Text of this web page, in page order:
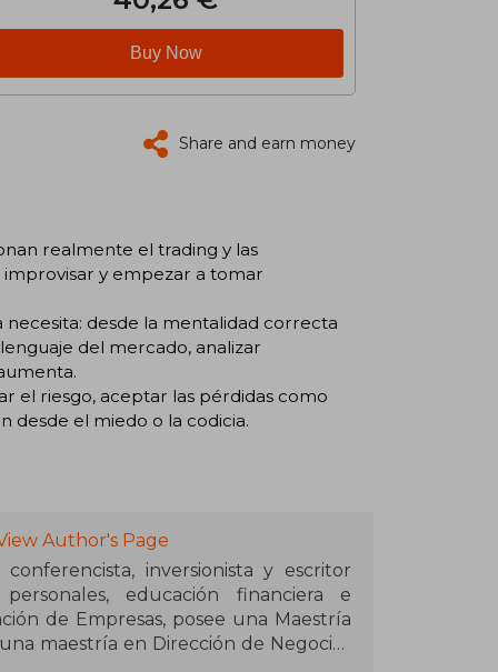
Buy Now
Share and earn money
realmente el trading y las
improvisar y empezar a tomar
desde la mentalidad correcta
del mercado, analizar
el riesgo, aceptar las pérdidas como
el miedo o la codicia.
Author's Page
inversionista y escritor
educación financiera e
de Empresas, posee una Maestría
maestría en Dirección de Negocios